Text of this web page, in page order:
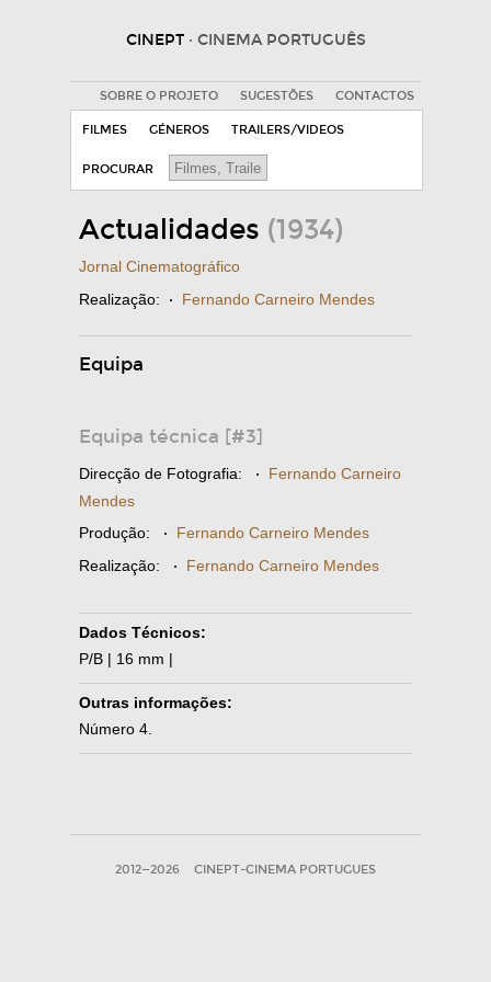
CINEPT · CINEMA PORTUGUÊS
SOBRE O PROJETO SUGESTÕES CONTACTOS
FILMES GÉNEROS TRAILERS/VIDEOS
PROCURAR
Actualidades (1934)
Jornal Cinematográfico
Realização: · Fernando Carneiro Mendes
Equipa
Equipa técnica [#3]
Direcção de Fotografia: · Fernando Carneiro
Mendes
Produção: · Fernando Carneiro Mendes
Realização: · Fernando Carneiro Mendes
Dados Técnicos:
P/B | 16 mm |
Outras informações:
Número 4.
2012—2026 CINEPT-CINEMA PORTUGUES